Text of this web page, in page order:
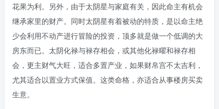
花果为利。另外，由于太阴星与家庭有关，因此命主有机会
继承家里的财产。同时太阴星有着被动的特质，是以命主绝
少会利用不动产进行冒险的投资，顶多就是做一个低调的大
房东而已。太阴化禄与禄存相会，或其他化禄曜和禄存相
会，更主财气大旺，适合多置产业，如果财帛宫不太吉利，
尤其适合以置业方式保值。这类命格，亦适合从事楼房买卖
生意。